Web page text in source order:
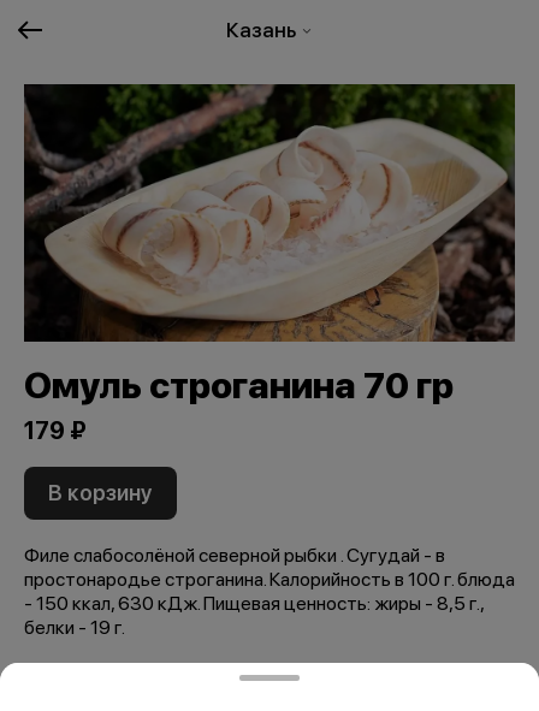
Казань
Омуль строганина 70 гр
179 ₽
В корзину
Филе слабосолёной северной рыбки . Сугудай - в
простонародье строганина. Калорийность в 100 г. блюда
- 150 ккал, 630 кДж. Пищевая ценность: жиры - 8,5 г.,
белки - 19 г.
Мы рекомендуем